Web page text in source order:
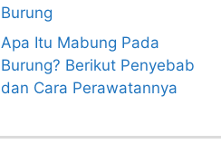
Burung
Apa Itu Mabung Pada
Burung? Berikut Penyebab
dan Cara Perawatannya